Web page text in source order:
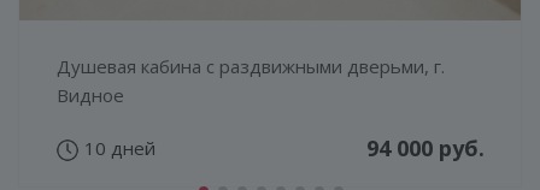
Душевая кабина с раздвижными дверьми, г.
Видное
10 дней 94 000 руб.